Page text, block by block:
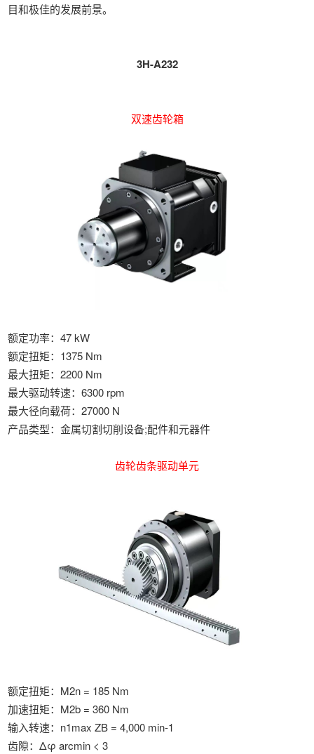
目和极佳的发展前景。
3H-A232
双速齿轮箱
额定功率：47 kW
额定扭矩：1375 Nm
最大扭矩：2200 Nm
最大驱动转速：6300 rpm
最大径向载荷：27000 N
产品类型：金属切割切削设备;配件和元器件
齿轮齿条驱动单元
额定扭矩：M2n = 185 Nm
加速扭矩：M2b = 360 Nm
输入转速：n1max ZB = 4,000 min-1
齿隙：Δφ arcmin < 3